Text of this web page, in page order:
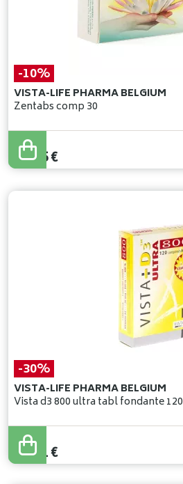
-10%
VISTA-LIFE PHARMA BELGIUM
Zentabs comp 30
17,50
15,75€
-30%
VISTA-LIFE PHARMA BELGIUM
Vista d3 800 ultra tabl fondante 120
20,30
14,21€